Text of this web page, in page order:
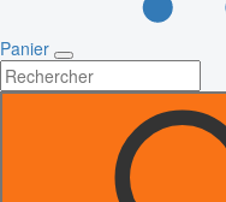
Panier